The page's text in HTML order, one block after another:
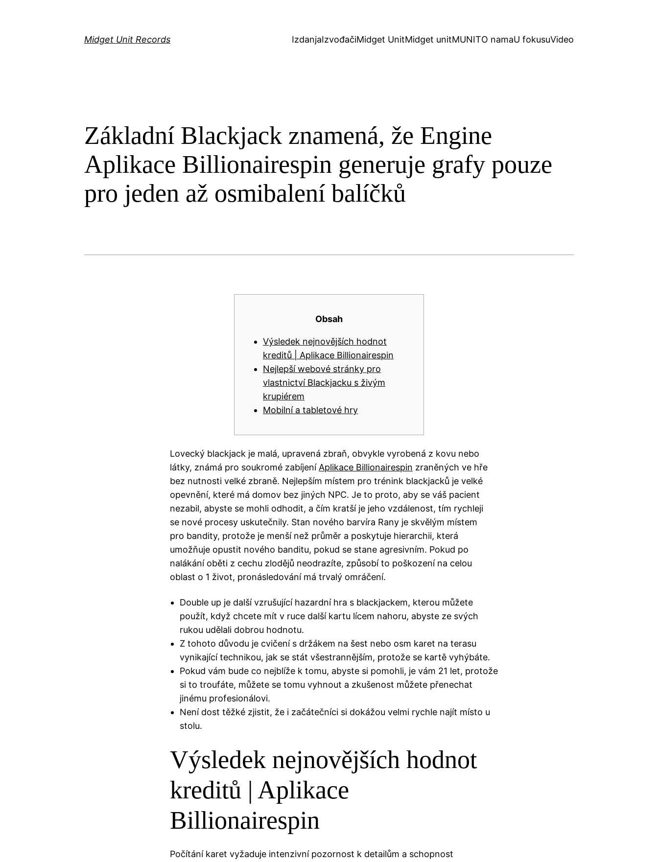
Midget Unit Records IzdanjaIzvođačiMidget UnitMidget unitMUNITO namaU fokusuVideo
Základní Blackjack znamená, že Engine
Aplikace Billionairespin generuje grafy pouze
pro jeden až osmibalení balíčků
Obsah
Výsledek nejnovějších hodnot
kreditů | Aplikace Billionairespin
Nejlepší webové stránky pro
vlastnictví Blackjacku s živým
krupiérem
Mobilní a tabletové hry
Lovecký blackjack je malá, upravená zbraň, obvykle vyrobená z kovu nebo
látky, známá pro soukromé zabíjení Aplikace Billionairespin zraněných ve hře
bez nutnosti velké zbraně. Nejlepším místem pro trénink blackjacků je velké
opevnění, které má domov bez jiných NPC. Je to proto, aby se váš pacient
nezabil, abyste se mohli odhodit, a čím kratší je jeho vzdálenost, tím rychleji
se nové procesy uskutečnily. Stan nového barvíra Rany je skvělým místem
pro bandity, protože je menší než průměr a poskytuje hierarchii, která
umožňuje opustit nového banditu, pokud se stane agresivním. Pokud po
nalákání oběti z cechu zlodějů neodrazíte, způsobí to poškození na celou
oblast o 1 život, pronásledování má trvalý omráčení.
Double up je další vzrušující hazardní hra s blackjackem, kterou můžete
použít, když chcete mít v ruce další kartu lícem nahoru, abyste ze svých
rukou udělali dobrou hodnotu.
Z tohoto důvodu je cvičení s držákem na šest nebo osm karet na terasu
vynikající technikou, jak se stát všestrannějším, protože se kartě vyhýbáte.
Pokud vám bude co nejblíže k tomu, abyste si pomohli, je vám 21 let, protože
si to troufáte, můžete se tomu vyhnout a zkušenost můžete přenechat
jinému profesionálovi.
Není dost těžké zjistit, že i začátečníci si dokážou velmi rychle najít místo u
stolu.
Výsledek nejnovějších hodnot
kreditů | Aplikace
Billionairespin
Počítání karet vyžaduje intenzivní pozornost k detailům a schopnost